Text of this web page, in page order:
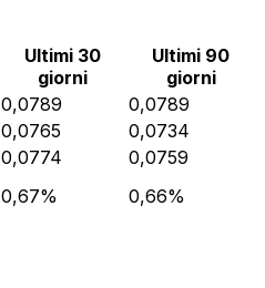
Ultimi 30
giorni
Ultimi 90
giorni
0,0789
0,0789
0,0765
0,0734
0,0774
0,0759
0,67% 0,66%